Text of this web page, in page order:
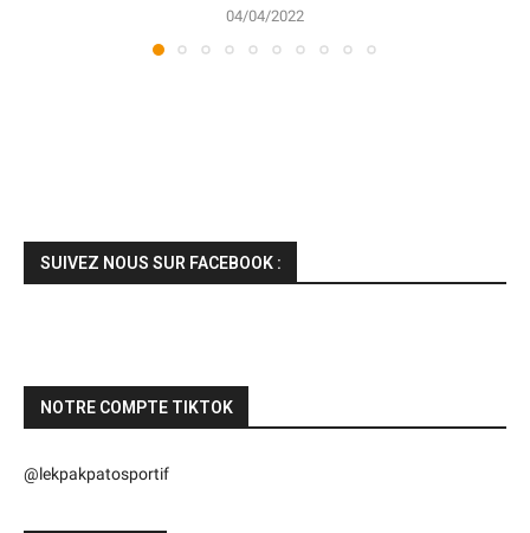
04/04/2022
SUIVEZ NOUS SUR FACEBOOK :
NOTRE COMPTE TIKTOK
@lekpakpatosportif